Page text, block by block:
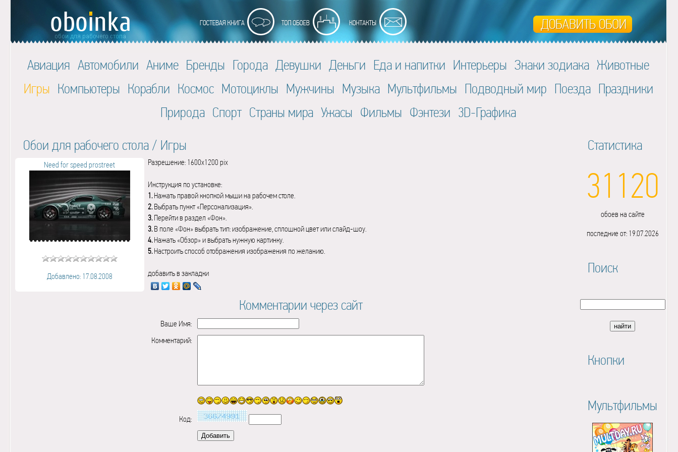
Авиация Автомобили Аниме Бренды Города Девушки Деньги Еда и напитки Интерьеры Знаки зодиака Животные
Игры Компьютеры Корабли Космос Мотоциклы Мужчины Музыка Мультфильмы Подводный мир Поезда Праздники
Природа Спорт Страны мира Ужасы Фильмы Фэнтези 3D-Графика
Обои для рабочего стола/ Игры
Need for speed prostreet
Добавлено: 17.08.2008
Разрешение: 1600x1200 pix
Инструкция по установке:
1.Нажать правой кнопкой мыши на рабочем столе.
2.Выбрать пункт «Персонализация».
3.Перейти в раздел «Фон».
3.В поле «Фон» выбрать тип: изображение, сплошной цвет или слайд-шоу.
4.Нажать «Обзор» и выбрать нужную картинку.
5.Настроить способ отображения изображения по желанию.
добавить в закладки
Комментарии через сайт
Ваше Имя:
Комментарий:
Код:
Статистика
31120
обоев на сайте
последние от: 19.07.2026
Поиск
Кнопки
Мультфильмы